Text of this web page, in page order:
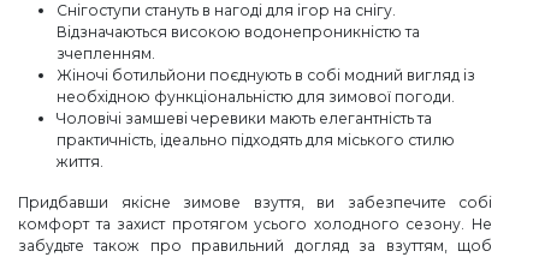
Снігоступи стануть в нагоді для ігор на снігу.
Відзначаються високою водонепроникністю та
зчепленням.
Жіночі ботильйони поєднують в собі модний вигляд із
необхідною функціональністю для зимової погоди.
Чоловічі замшеві черевики мають елегантність та
практичність, ідеально підходять для міського стилю
життя.
Придбавши якісне зимове взуття, ви забезпечите собі
комфорт та захист протягом усього холодного сезону. Не
забудьте також про правильний догляд за взуттям, щоб